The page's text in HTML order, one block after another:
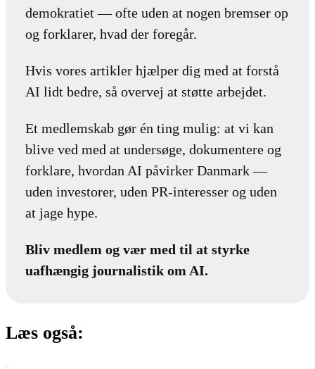
demokratiet — ofte uden at nogen bremser op
og forklarer, hvad der foregår.
Hvis vores artikler hjælper dig med at forstå
AI lidt bedre, så overvej at støtte arbejdet.
Et medlemskab gør én ting mulig: at vi kan
blive ved med at undersøge, dokumentere og
forklare, hvordan AI påvirker Danmark —
uden investorer, uden PR-interesser og uden
at jage hype.
Bliv medlem og vær med til at styrke
uafhængig journalistik om AI.
Læs også: